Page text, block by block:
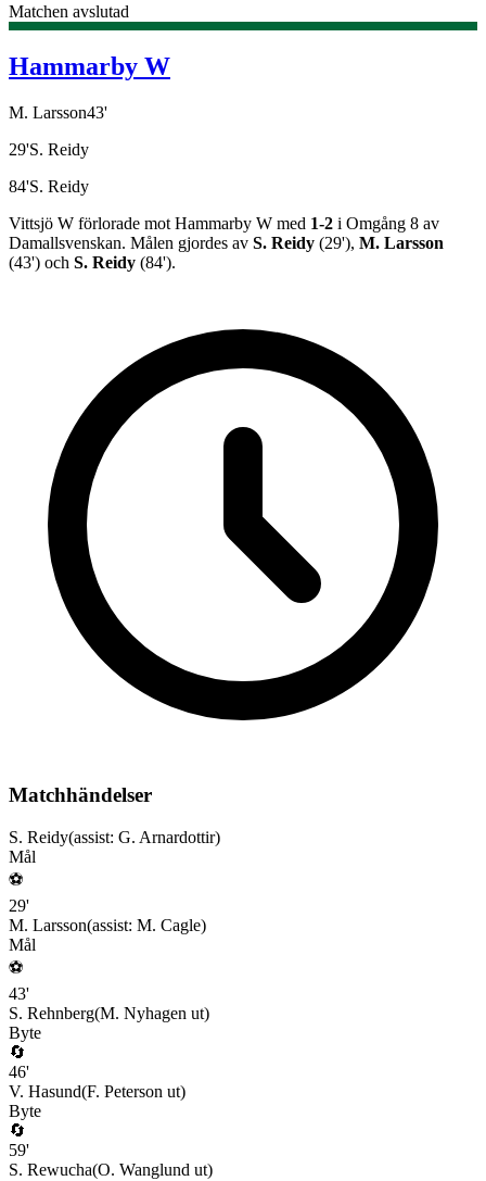
Matchen avslutad
Hammarby W
M. Larsson43'
29'S. Reidy
84'S. Reidy
Vittsjö W förlorade mot Hammarby W med 1-2 i Omgång 8 av
Damallsvenskan. Målen gjordes av S. Reidy (29'), M. Larsson
(43') och S. Reidy (84').
Matchhändelser
S. Reidy(assist: G. Arnardottir)
Mål
⚽
29'
M. Larsson(assist: M. Cagle)
Mål
⚽
43'
S. Rehnberg(M. Nyhagen ut)
Byte
🔄
46'
V. Hasund(F. Peterson ut)
Byte
🔄
59'
S. Rewucha(O. Wanglund ut)